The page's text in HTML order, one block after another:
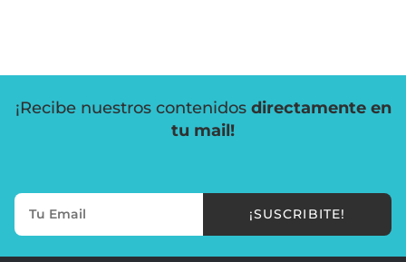
¡Recibe nuestros contenidos directamente en
tu mail!
¡SUSCRIBITE!